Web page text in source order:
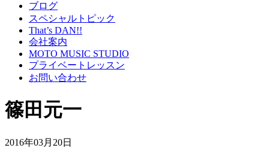
ブログ
スペシャルトピック
That’s DAN!!
会社案内
MOTO MUSIC STUDIO
プライベートレッスン
お問い合わせ
篠田元一
2016年03月20日